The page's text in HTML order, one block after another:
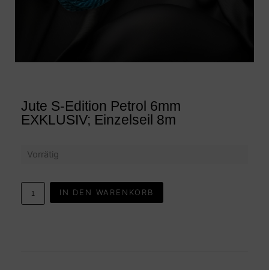
Jute S-Edition Petrol 6mm
EXKLUSIV; Einzelseil 8m
Vorrätig
IN DEN WARENKORB